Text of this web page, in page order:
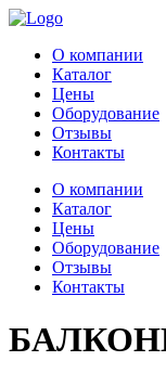
О компании
Каталог
Цены
Оборудование
Отзывы
Контакты
О компании
Каталог
Цены
Оборудование
Отзывы
Контакты